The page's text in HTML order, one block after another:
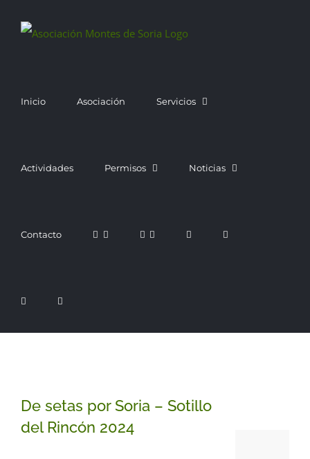
Inicio Asociación Servicios
Actividades Permisos Noticias
Contacto
De setas por Soria –
Sotillo del Rincón 2024
De setas por Soria – Sotillo
del Rincón 2024